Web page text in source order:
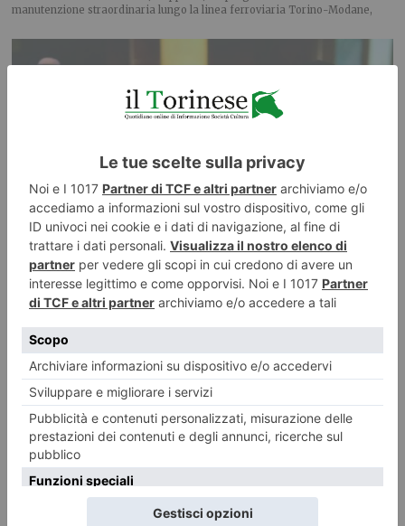
manutenzione straordinaria lungo la linea ferroviaria Torino-Modane,
I consigli della Polizia di Stato per prevenire le truffe
La Polizia di Stato è da sempre in prima linea nell’attività di prevenzione
delle truffe,